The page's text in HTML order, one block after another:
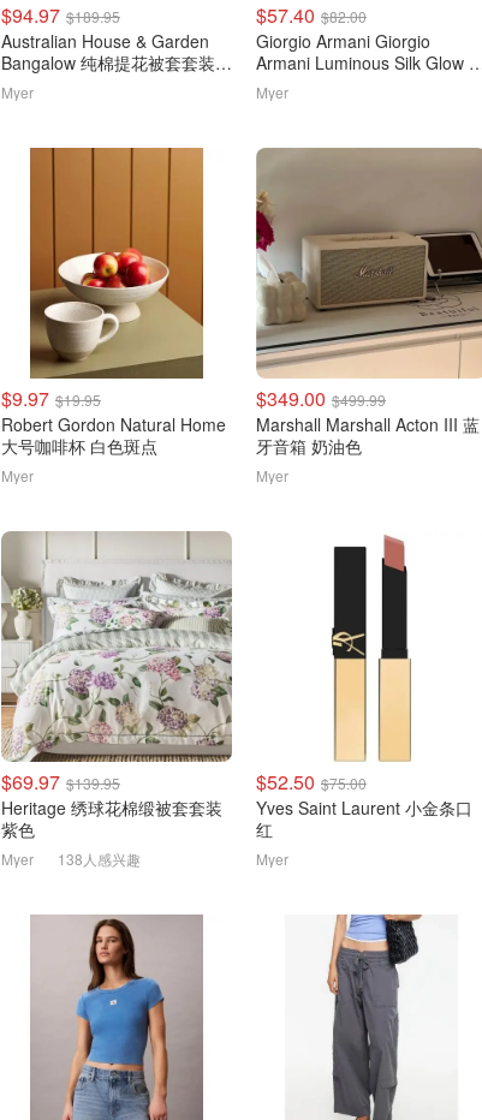
$94.97 $189.95
Australian House & Garden
Bangalow 纯棉提花被套套装
橄榄绿
Myer
$57.40 $82.00
Giorgio Armani Giorgio
Armani Luminous Silk Glow
红
Myer
$9.97 $19.95
Robert Gordon Natural Home
大号咖啡杯 白色斑点
Myer
$349.00 $499.99
Marshall Marshall Acton III 蓝
牙音箱 奶油色
Myer
$69.97 $139.95
Heritage 绣球花棉缎被套套装
紫色
Myer 138人感兴趣
$52.50 $75.00
Yves Saint Laurent 小金条口
红
Myer